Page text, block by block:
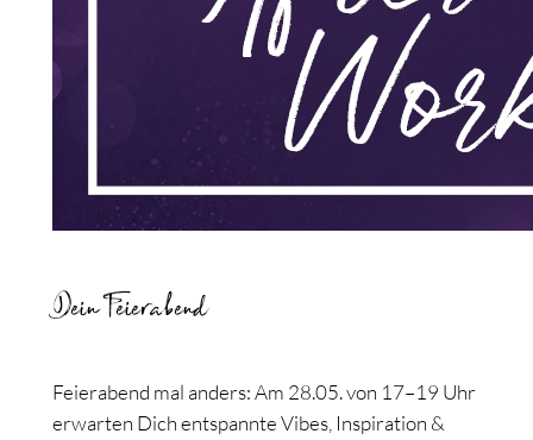
Dein Feierabend
Feierabend mal anders: Am 28.05. von 17–19 Uhr
erwarten Dich entspannte Vibes, Inspiration &